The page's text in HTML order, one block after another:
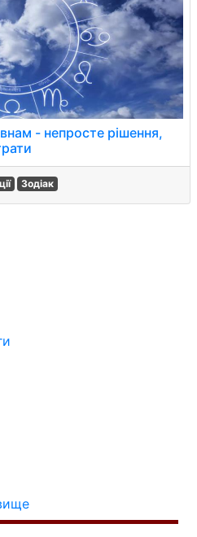
- непросте рішення,
Зодіак